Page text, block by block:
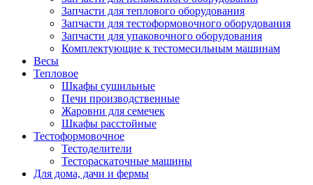
Запчасти для теплового оборудования
Запчасти для тестоформовочного оборудования
Запчасти для упаковочного оборудования
Комплектующие к тестомесильным машинам
Весы
Тепловое
Шкафы сушильные
Печи производственные
Жаровни для семечек
Шкафы расстойные
Тестоформовочное
Тестоделители
Тестораскаточные машины
Для дома, дачи и фермы